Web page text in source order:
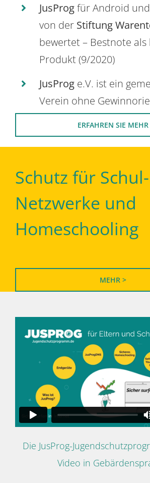
JusProgfür Android
von der Stiftung
bewertet – Bestnote
Produkt (9/2020)
JusProg e.V. ist ein
Verein ohne
ERFAHREN SIE MEHR
Schutz für Schul-
Netzwerke und
Homeschooling
MEHR >
Die JusProg-
Video in